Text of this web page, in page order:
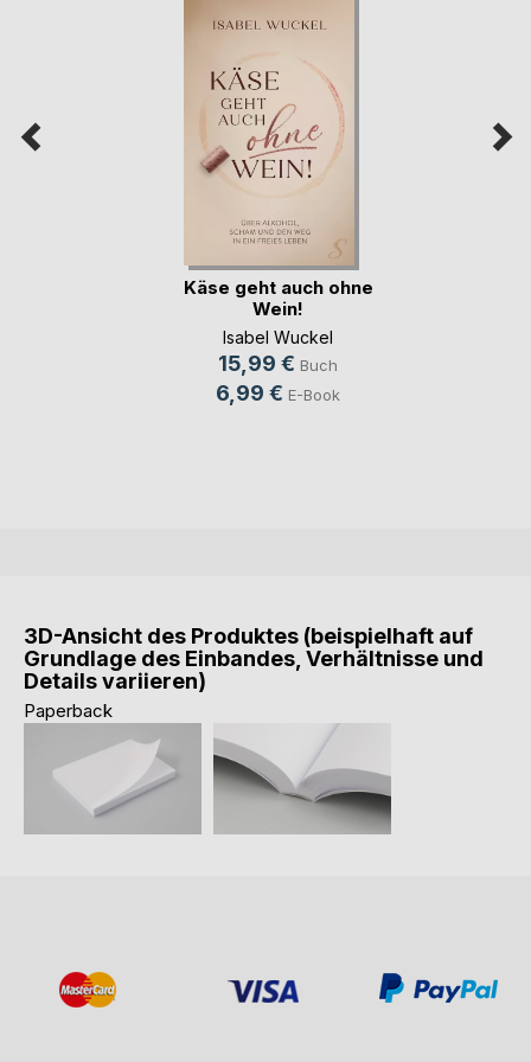
Käse geht auch ohne
Wein!
Isabel Wuckel
15,99 € Buch
6,99 € E-Book
3D-Ansicht des Produktes (beispielhaft auf
Grundlage des Einbandes, Verhältnisse und
Details variieren)
Paperback